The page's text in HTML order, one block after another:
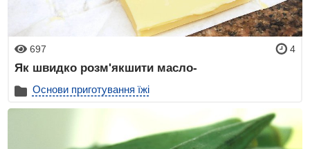
697 4
Як швидко розм'якшити масло-
Основи приготування їжі